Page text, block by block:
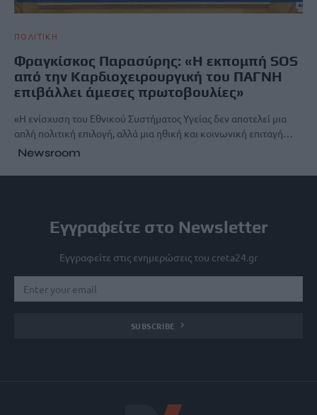
ΠΟΛΙΤΙΚΗ
Φραγκίσκος Παρασύρης: «Η εκπομπή SOS
από την Καρδιοχειρουργική του ΠΑΓΝΗ
επιβάλλει άμεσες πρωτοβουλίες»
«Η ενίσχυση του Εθνικού Συστήματος Υγείας δεν αποτελεί μια
απλή πολιτική επιλογή, αλλά μια ηθική και κοινωνική επιταγή…
Newsroom
Εγγραφείτε στο Newsletter
Εγγραφείτε στις ενημερώσεις του creta24.gr
SUBSCRIBE